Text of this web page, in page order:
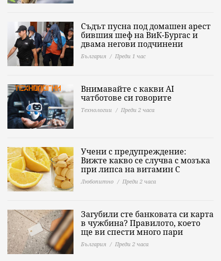
Съдът пусна под домашен арест
бившия шеф на ВиК-Бургас и
двама негови подчинени
България Преди 1 час
Внимавайте с какви AI
чатботове си говорите
Технологии Преди 2 часа
Учени с предупреждение:
Вижте какво се случва с мозъка
при липса на витамин C
Любопитно Преди 2 часа
Загубили сте банковата си карта
в чужбина? Правилото, което
ще ви спести много пари
България Преди 2 часа